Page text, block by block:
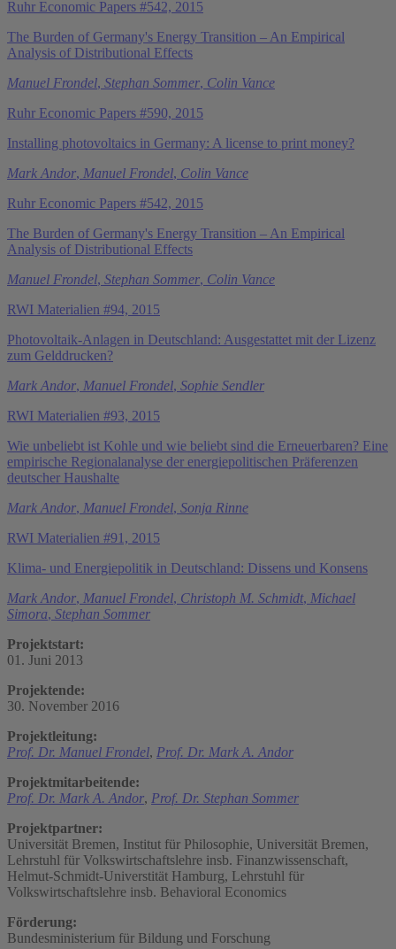
Ruhr Economic Papers #542, 2015
The Burden of Germany's Energy Transition – An Empirical
Analysis of Distributional Effects
Manuel Frondel, Stephan Sommer, Colin Vance
Ruhr Economic Papers #590, 2015
Installing photovoltaics in Germany: A license to print money?
Mark Andor, Manuel Frondel, Colin Vance
Ruhr Economic Papers #542, 2015
The Burden of Germany's Energy Transition – An Empirical
Analysis of Distributional Effects
Manuel Frondel, Stephan Sommer, Colin Vance
RWI Materialien #94, 2015
Photovoltaik-Anlagen in Deutschland: Ausgestattet mit der Lizenz
zum Gelddrucken?
Mark Andor, Manuel Frondel, Sophie Sendler
RWI Materialien #93, 2015
Wie unbeliebt ist Kohle und wie beliebt sind die Erneuerbaren? Eine
empirische Regionalanalyse der energiepolitischen Präferenzen
deutscher Haushalte
Mark Andor, Manuel Frondel, Sonja Rinne
RWI Materialien #91, 2015
Klima- und Energiepolitik in Deutschland: Dissens und Konsens
Mark Andor, Manuel Frondel, Christoph M. Schmidt, Michael
Simora, Stephan Sommer
Projektstart:
01. Juni 2013
Projektende:
30. November 2016
Projektleitung:
Prof. Dr. Manuel Frondel, Prof. Dr. Mark A. Andor
Projektmitarbeitende:
Prof. Dr. Mark A. Andor, Prof. Dr. Stephan Sommer
Projektpartner:
Universität Bremen, Institut für Philosophie, Universität Bremen,
Lehrstuhl für Volkswirtschaftslehre insb. Finanzwissenschaft,
Helmut-Schmidt-Universtität Hamburg, Lehrstuhl für
Volkswirtschaftslehre insb. Behavioral Economics
Förderung:
Bundesministerium für Bildung und Forschung